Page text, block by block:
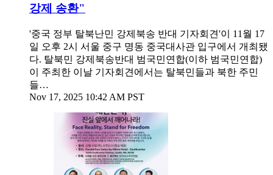
강제 송환"
'중국 정부 탈북난민 강제북송 반대 기자회견'이 11월 17
일 오후 2시 서울 중구 명동 중국대사관 입구에서 개최됐
다. 탈북민 강제북송반대 범국민연합(이하 범국민연합)
이 주최한 이날 기자회견에서는 탈북민들과 북한 주민
들…
Nov 17, 2025 10:42 AM PST